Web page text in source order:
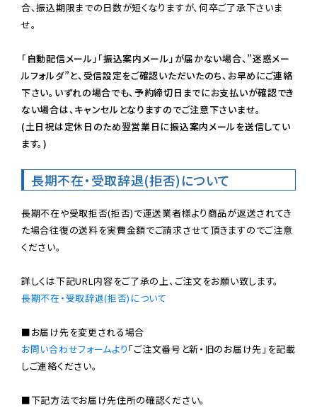
合、振込期限までの日数が短くなりますが、何卒ご了承下さいま
せ。
「自動配信メール」「振込案内メール」が届かない場合、”迷惑メー
ルフォルダ”と、受信設定をご確認いただいたのち、お早めにご連絡
下さい。いずれの場合でも、予約締切日までにお支払いが確認でき
ない場合は、キャンセルとなりますのでご注意下さいませ。
(土日祝は定休日のため翌営業日に振込案内メールを送信してい
ます。)
長期不在・受取辞退(拒否)について
長期不在や受取拒否(拒否)で運送業者様より商品が返送されてき
た場合往復の送料を実費金額でご請求させて頂きますのでご注意
ください。
長期不在・受取辞退(拒否)について
お問い合わせフォームより 「ご注文番号と新・旧のお届け先」を記載
しご連絡ください。
■下記方法でお届け先住所の確認ください。